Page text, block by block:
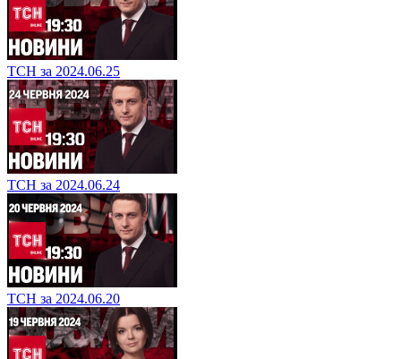
ТСН за 2024.06.25
ТСН за 2024.06.24
ТСН за 2024.06.20